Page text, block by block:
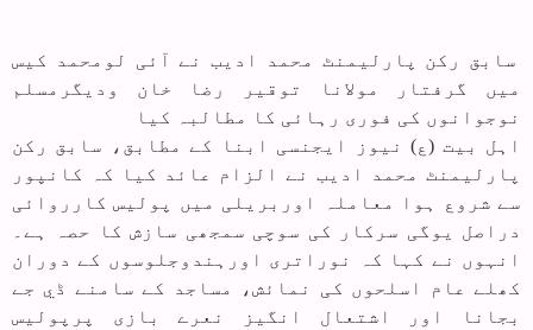
سابق رکن پارلیمنٹ محمد ادیب نے آئی لومحمد کیس
میں گرفتار مولانا توقیر رضا خان ودیگرمسلم
نوجوانوں کی فوری رہائی کا مطالبہ کیا
اہل بیت (ع) نیوز ایجنسی ابنا کے مطابق، سابق رکن
پارلیمنٹ محمد ادیب نے الزام عائد کیا کہ کانپور
سے شروع ہوا معاملہ اوربریلی میں پولیس کارروائی
دراصل یوگی سرکار کی سوچی سمجھی سازش کا حصہ ہے۔
انہوں نے کہا کہ نوراتری اورہندوجلوسوں کے دوران
کھلے عام اسلحوں کی نمائش، مساجد کے سامنے ڈي جے
بجانا اور اشتعال انگیز نعرے بازی پرپولیس